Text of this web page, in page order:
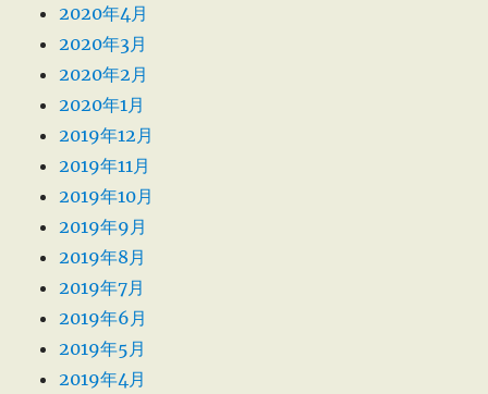
2020年4月
2020年3月
2020年2月
2020年1月
2019年12月
2019年11月
2019年10月
2019年9月
2019年8月
2019年7月
2019年6月
2019年5月
2019年4月